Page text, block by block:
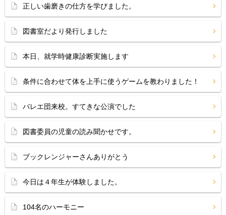
正しい歯磨きの仕方を学びました。
図書室だより発行しました
本日、就学時健康診断実施します
条件に合わせて体を上手に使うゲームを教わりました！
バレエ団来校。すてきな公演でした
図書委員の児童の読み聞かせです。
ブックレンジャーさんありがとう
今日は４年生が体験しました。
104名のハーモニー